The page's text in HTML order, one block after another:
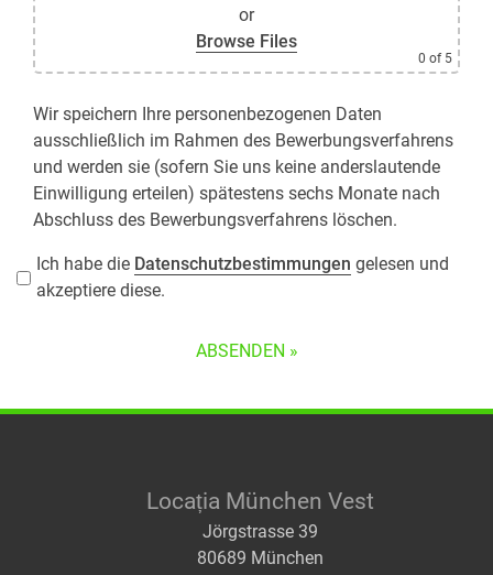
or
Browse Files
0 of 5
Wir speichern Ihre personenbezogenen Daten
ausschließlich im Rahmen des Bewerbungsverfahrens
und werden sie (sofern Sie uns keine anderslautende
Einwilligung erteilen) spätestens sechs Monate nach
Abschluss des Bewerbungsverfahrens löschen.
Ich habe die Datenschutzbestimmungen gelesen und
akzeptiere diese.
Locația München Vest
Jörgstrasse 39
80689 München